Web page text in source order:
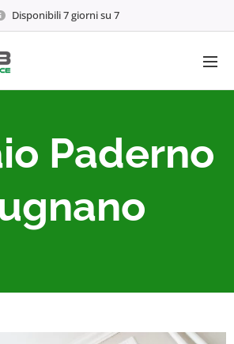
Disponibili 7 giorni su 7
Paderno